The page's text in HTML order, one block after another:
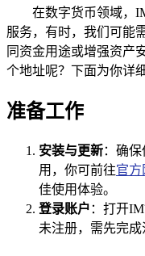
在数字货币领域，
服务，有时，我们可能
同资金用途或增强资产
个地址呢？下面为你详
准备工作
安装与更新：确
用，你可前往官方
佳使用体验。
登录账户 ：打开
未注册，需先完成